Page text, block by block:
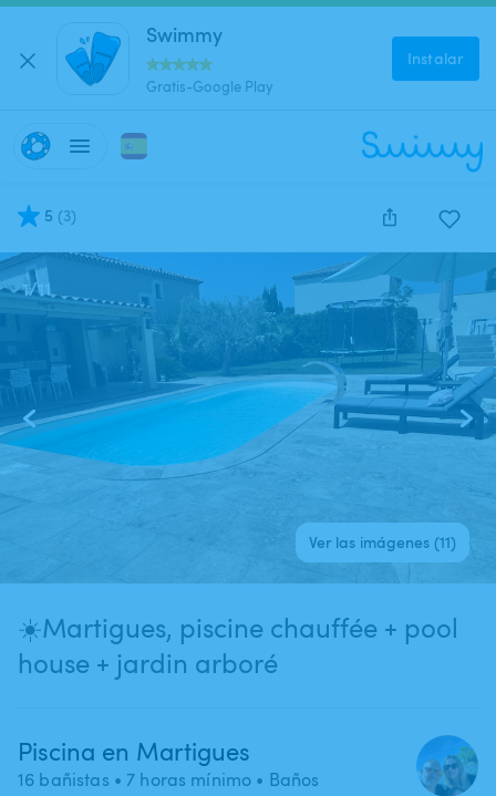
Swimmy
Gratis-Google Play
Instalar
5 (3)
1/11
Ver las imágenes (11)
☀️Martigues, piscine chauffée + pool
house + jardin arboré
Piscina en Martigues
16 bañistas • 7 horas mínimo • Baños